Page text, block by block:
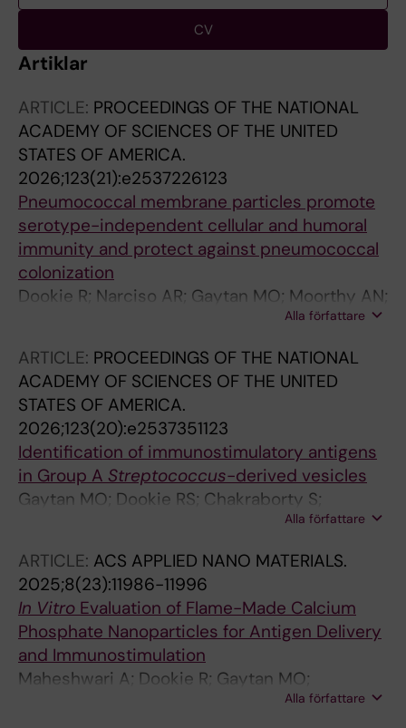
CV
Artiklar
ARTICLE: PROCEEDINGS OF THE NATIONAL
ACADEMY OF SCIENCES OF THE UNITED
STATES OF AMERICA.
2026;123(21):e2537226123
Pneumococcal membrane particles promote
serotype-independent cellular and humoral
immunity and protect against pneumococcal
colonization
Dookie R; Narciso AR; Gaytan MO; Moorthy AN;
Chakraborty S; Thorsdottir S; Boss J; Righetti
Henriques-Normark B
Alla författare
ARTICLE: PROCEEDINGS OF THE NATIONAL
ACADEMY OF SCIENCES OF THE UNITED
STATES OF AMERICA.
2026;123(20):e2537351123
Identification of immunostimulatory antigens
in Group A Streptococcus-derived vesicles
Gaytan MO; Dookie RS; Chakraborty S;
Narayana Moorthy A; Kreida S; Norrby-Teglund
Normark B
Alla författare
ARTICLE: ACS APPLIED NANO MATERIALS.
2025;8(23):11986-11996
In Vitro Evaluation of Flame-Made Calcium
Phosphate Nanoparticles for Antigen Delivery
and Immunostimulation
Maheshwari A; Dookie R; Gaytan MO;
Henriques-Normark B; Sotiriou GAAlla författare